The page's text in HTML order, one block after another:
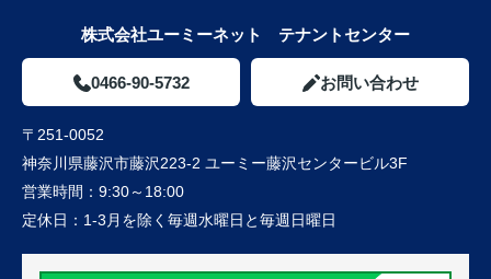
株式会社ユーミーネット テナントセンター
0466-90-5732 お問い合わせ
〒251-0052
神奈川県藤沢市藤沢223-2 ユーミー藤沢センタービル3F
営業時間： 9:30～18:00
定休日： 1-3月を除く毎週水曜日と毎週日曜日